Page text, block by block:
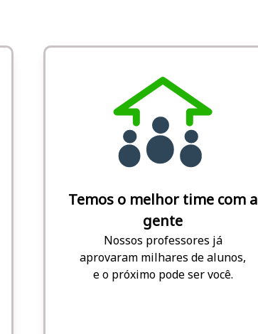
Temos o melhor time com a
gente
Nossos professores já
aprovaram milhares de alunos,
e o próximo pode ser você.